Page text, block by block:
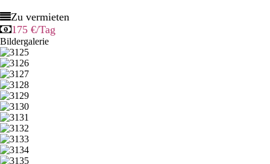
Zu vermieten
175 €/Tag
Bildergalerie